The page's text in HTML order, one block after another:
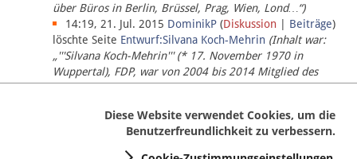
über Büros in Berlin, Brüssel, Prag, Wien, Lond…“)
14:19, 21. Jul. 2015 DominikP (Diskussion Beiträge)
löschte Seite Entwurf:Silvana Koch-Mehrin (Inhalt war:
„'''Silvana Koch-Mehrin''' (* 17. November 1970 in
Wuppertal), FDP, war von 2004 bis 2014 Mitglied des
Europäischen Parlaments, seit November 2014 ist sie für
Diese Website verwendet Cookies, um die
Benutzerfreundlichkeit zu verbessern.